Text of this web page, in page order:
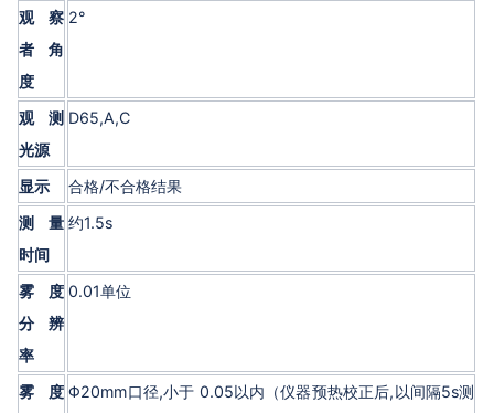
观察
者角
度
2°
观测
光源
D65,A,C
显示
合格/不合格结果
测量
时间
约1.5s
雾度
分辨
率
0.01单位
雾度 Φ20mm口径,小于 0.05以内（仪器预热校正后,以间隔5s测